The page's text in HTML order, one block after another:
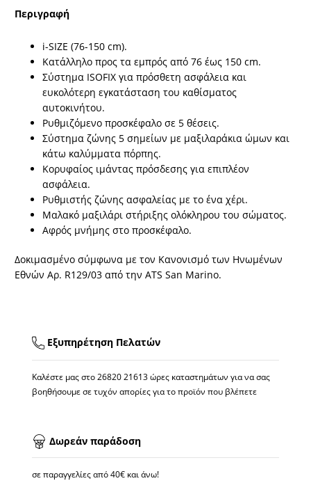
Περιγραφή
i-SIZE (76-150 cm).
Κατάλληλο προς τα εμπρός από 76 έως 150 cm.
Σύστημα ISOFIX για πρόσθετη ασφάλεια και
ευκολότερη εγκατάσταση του καθίσματος
αυτοκινήτου.
Ρυθμιζόμενο προσκέφαλο σε 5 θέσεις.
Σύστημα ζώνης 5 σημείων με μαξιλαράκια ώμων και
κάτω καλύμματα πόρπης.
Κορυφαίος ιμάντας πρόσδεσης για επιπλέον
ασφάλεια.
Ρυθμιστής ζώνης ασφαλείας με το ένα χέρι.
Μαλακό μαξιλάρι στήριξης ολόκληρου του σώματος.
Αφρός μνήμης στο προσκέφαλο.
Δοκιμασμένο σύμφωνα με τον Κανονισμό των Ηνωμένων
Εθνών Αρ. R129/03 από την ATS San Marino.
Εξυπηρέτηση Πελατών
Καλέστε μας στο26820 21613ώρες καταστημάτων για να σας
βοηθήσουμε σε τυχόν απορίες για το προϊόν που βλέπετε
Δωρεάν παράδοση
σε παραγγελίες από 40€ και άνω!